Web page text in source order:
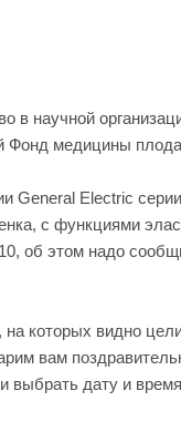
в научной
Фонд медицины
General Electric
с функциями
об этом надо
которых видно
вам
выбрать дату и